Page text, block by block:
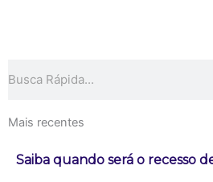
Mais recentes
Saiba quando será o recesso